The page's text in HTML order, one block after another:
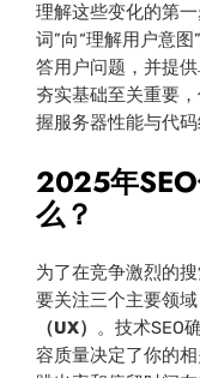
理解这些变化的第
词”向“理解用户意
答用户问题，并提
夯实基础至关重要
握服务器性能与代码
2025年
么？
为了在竞争激烈的
要关注三个主要领
（UX） 。技术SEO
容质量决定了你的